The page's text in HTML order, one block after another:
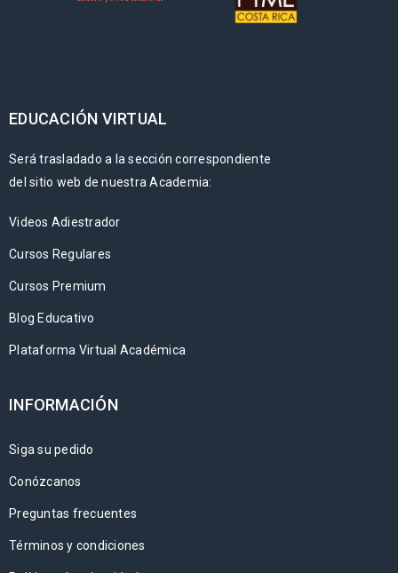
EDUCACIÓN VIRTUAL
Será trasladado a la sección correspondiente
del sitio web de nuestra Academia:
Videos Adiestrador
Cursos Regulares
Cursos Premium
Blog Educativo
Plataforma Virtual Académica
INFORMACIÓN
Siga su pedido
Conózcanos
Preguntas frecuentes
Términos y condiciones